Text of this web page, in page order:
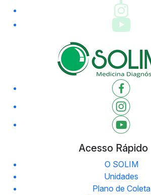
Acesso Rápido
O SOLIM
Unidades
Plano de Coleta